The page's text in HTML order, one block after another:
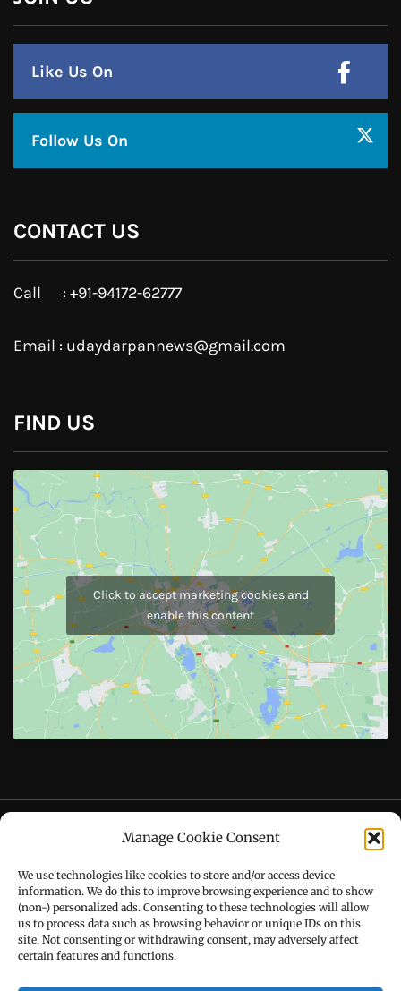
Manage Cookie Consent
We use technologies like cookies to store and/or access device
information. We do this to improve browsing experience and to show
(non-) personalized ads. Consenting to these technologies will allow
us to process data such as browsing behavior or unique IDs on this
site. Not consenting or withdrawing consent, may adversely affect
certain features and functions.
हमसे जुड़े !!
Facebook
Instagram
JOIN US
Like Us On
Follow Us On
Call : +91-94172-62777
Email : udaydarpannews@gmail.com